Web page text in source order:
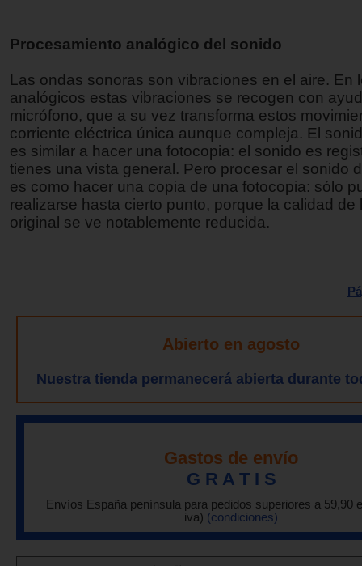
Procesamiento analógico del sonido
Las ondas sonoras son vibraciones en el aire. En
analógicos estas vibraciones se recogen con
micrófono, que a su vez transforma estos
corriente eléctrica única aunque compleja. El
es similar a hacer una fotocopia: el sonido es
tienes una vista general. Pero procesar el sonido
es como hacer una copia de una fotocopia: sólo
realizarse hasta cierto punto, porque la calidad de
original se ve notablemente reducida.
Abierto en agosto
Nuestra tienda permanecerá abierta durante
Gastos de envío
G R A T I S
Envíos España península para pedidos superiores a 59,90
iva) (condiciones)